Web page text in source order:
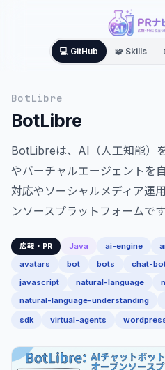
💻 GitHub 🧩 Skills
BotLibre
BotLibre
BotLibreは、AI（人工知能）
やバーチャルエージェントを
対応やソーシャルメディア運
ンソースプラットフォームです
広報・PR Java ai-engine
avatars
bot bots chat-
javascript
natural-language
natural-language-understanding
sdk
virtual-agents